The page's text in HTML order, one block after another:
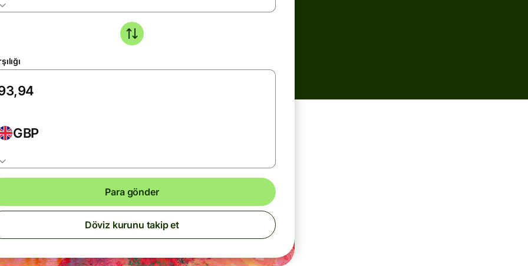
GBP
Para gönder
Döviz kurunu takip et